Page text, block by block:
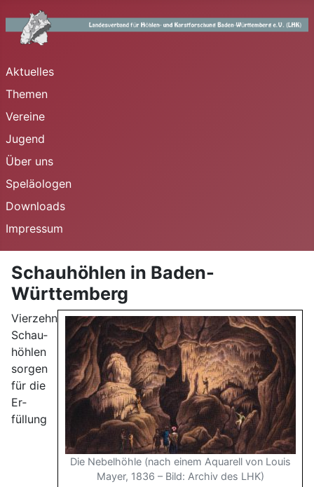
Aktuelles
Themen
Vereine
Jugend
Über uns
Speläologen
Downloads
Impressum
Schauhöhlen in Baden-
Württemberg
Die Nebelhöhle (nach einem Aquarell von Louis
Mayer, 1836 – Bild: Archiv des LHK)
Vierzehn
Schau­
höhlen
sorgen
für die
Er­
füllung